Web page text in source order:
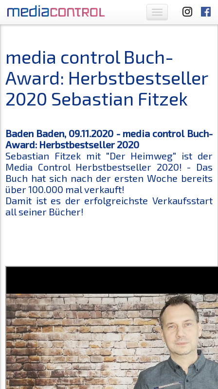
Toggle
navigation
media control Buch-
Award: Herbstbestseller
2020 Sebastian Fitzek
Baden Baden, 09.11.2020 - media control Buch-
Award: Herbstbestseller 2020
Sebastian Fitzek mit "Der Heimweg" ist der
Media Control Herbstbestseller 2020! - Das
Buch hat sich nach der ersten Woche bereits
über 100.000 mal verkauft!
Damit ist es der erfolgreichste Verkaufsstart
all seiner Bücher!